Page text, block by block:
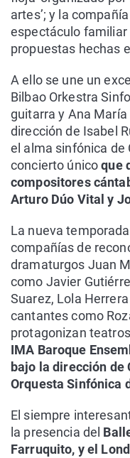
artes’; y la
espectáculo familiar
propuestas hechas
A ello se une un
Bilbao Orkestra
guitarra y Ana
dirección de Isabel
el alma sinfónica de
concierto únicoque
compositores
Arturo Dúo Vital y
La nueva
compañías de
dramaturgos Juan
como Javier
Suarez, Lola
cantantes como
protagonizan
IMA Baroque
bajo la dirección de
Orquesta Sinfónica
El siempre
la presencia del
Farruquito, y el